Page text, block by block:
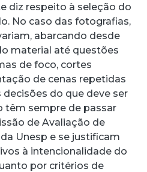
diz respeito à seleção do
No caso das fotografias,
abarcando desde
material até questões
de foco, cortes
de cenas repetidas
do que deve ser
têm sempre de passar
de Avaliação de
Unesp e se justificam
à intencionalidade do
por critérios de